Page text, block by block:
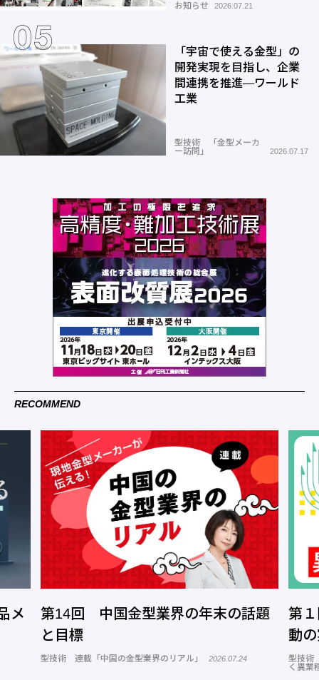
お知らせ 2026.07.21
「宇宙で使える金型」の
開発実現を目指し、企業
間連携を推進―ワールド
工業
型技術 「金型メーカ
ー訪問」
2026.07.17
RECOMMEND
メ
第14回 中国金型業界の年末の話題
と目標
型技術 連載「中国の金型業界のリアル」 2026.07.24
第
動
型技術
く異業